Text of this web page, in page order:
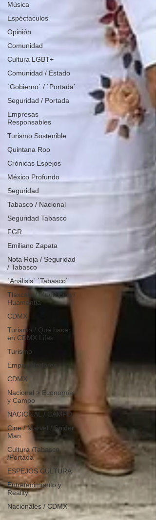
Música
Espéctaculos
Opinión
Comunidad
Cultura LGBT+
Comunidad / Estado
`Gobierno` / `Portada`
Seguridad / Portada
Empresas
Responsables
Turismo Sostenible
Quintana Roo
Crónicas Espejos
México Profundo
Seguridad
Tabasco / Nacional
Seguridad Tabasco
FGR
Emiliano Zapata
Nota Roja / Seguridad
/ Tabasco
`Análisis` `Tabasco`
Tlaxcala / Municipios /
Huamantla
CDMX
Turismo / Qué hacer
en CDMX Lifes
Turismo
Emprendedores
CDMX
Nacional > Economía
y Campo
NACIONAL / CAMPO
Cine / Marvel / Spider
Man
Cultura /Tabasco
/Portada
ESPEJOS CULTURA
Entretenimiento y
Reality
Nacionales / CDMX